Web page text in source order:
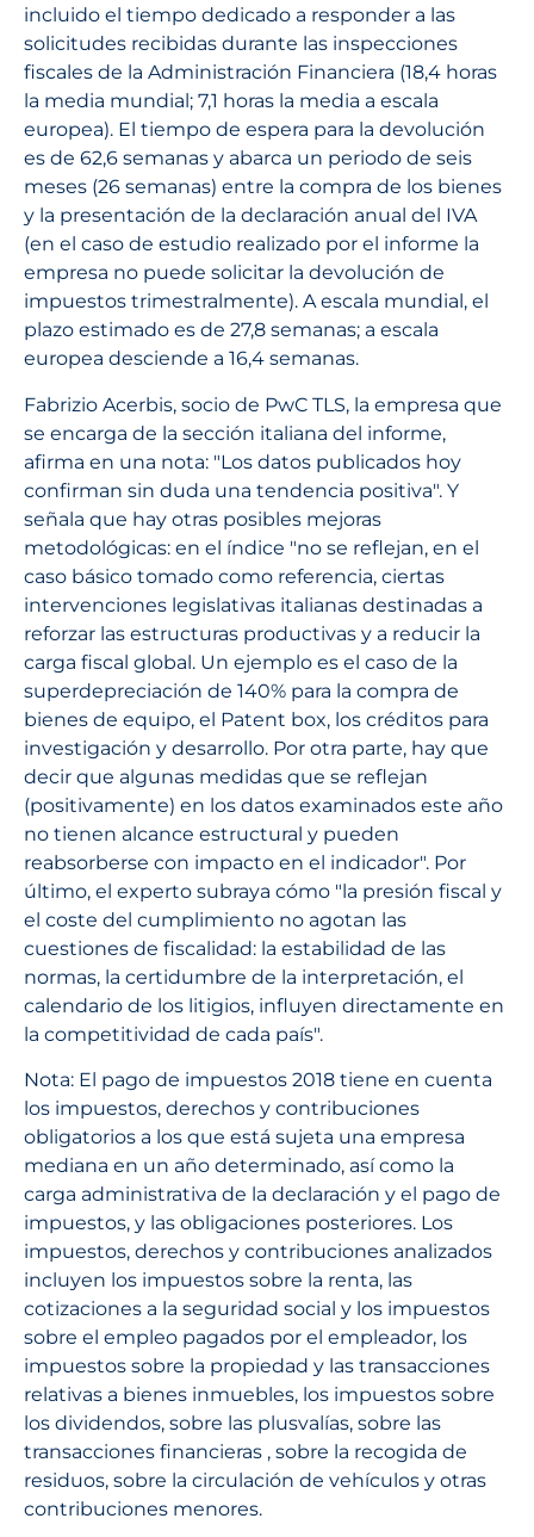
incluido el tiempo dedicado a responder a las
solicitudes recibidas durante las inspecciones
fiscales de la Administración Financiera (18,4 horas
la media mundial; 7,1 horas la media a escala
europea). El tiempo de espera para la devolución
es de 62,6 semanas y abarca un periodo de seis
meses (26 semanas) entre la compra de los bienes
y la presentación de la declaración anual del IVA
(en el caso de estudio realizado por el informe la
empresa no puede solicitar la devolución de
impuestos trimestralmente). A escala mundial, el
plazo estimado es de 27,8 semanas; a escala
europea desciende a 16,4 semanas.
Fabrizio Acerbis, socio de PwC TLS, la empresa que
se encarga de la sección italiana del informe,
afirma en una nota: "Los datos publicados hoy
confirman sin duda una tendencia positiva". Y
señala que hay otras posibles mejoras
metodológicas: en el índice "no se reflejan, en el
caso básico tomado como referencia, ciertas
intervenciones legislativas italianas destinadas a
reforzar las estructuras productivas y a reducir la
carga fiscal global. Un ejemplo es el caso de la
superdepreciación de 140% para la compra de
bienes de equipo, el Patent box, los créditos para
investigación y desarrollo. Por otra parte, hay que
decir que algunas medidas que se reflejan
(positivamente) en los datos examinados este año
no tienen alcance estructural y pueden
reabsorberse con impacto en el indicador". Por
último, el experto subraya cómo "la presión fiscal y
el coste del cumplimiento no agotan las
cuestiones de fiscalidad: la estabilidad de las
normas, la certidumbre de la interpretación, el
calendario de los litigios, influyen directamente en
la competitividad de cada país".
Nota: El pago de impuestos 2018 tiene en cuenta
los impuestos, derechos y contribuciones
obligatorios a los que está sujeta una empresa
mediana en un año determinado, así como la
carga administrativa de la declaración y el pago de
impuestos, y las obligaciones posteriores. Los
impuestos, derechos y contribuciones analizados
incluyen los impuestos sobre la renta, las
cotizaciones a la seguridad social y los impuestos
sobre el empleo pagados por el empleador, los
impuestos sobre la propiedad y las transacciones
relativas a bienes inmuebles, los impuestos sobre
los dividendos, sobre las plusvalías, sobre las
transacciones financieras , sobre la recogida de
residuos, sobre la circulación de vehículos y otras
contribuciones menores.